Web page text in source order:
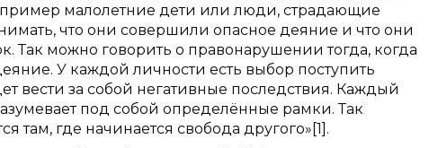
малолетние дети или люди, страдающие
что они совершили опасное деяние и что они
Так можно говорить о правонарушении тогда, когда
У каждой личности есть выбор поступить
вести за собой негативные последствия. Каждый
под собой определённые рамки. Так
там, где начинается свобода другого»[1].